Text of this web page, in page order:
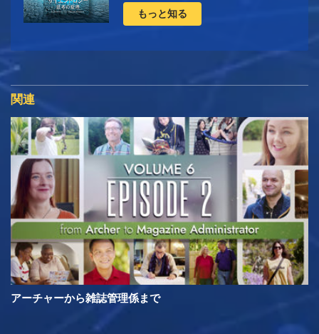
もっと知る
関連
アーチャーから雑誌管理係まで